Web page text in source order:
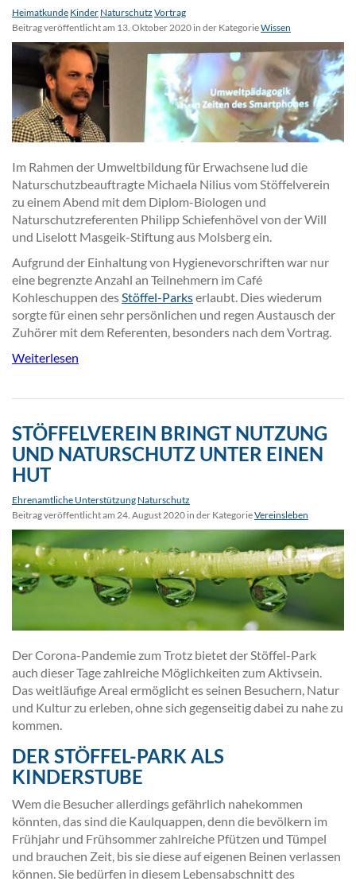
Heimatkunde Kinder Naturschutz Vortrag
Beitrag veröffentlicht am 13. Oktober 2020 in der KategorieWissen
Im Rahmen der Umweltbildung für Erwachsene lud die
Naturschutzbeauftragte Michaela Nilius vom Stöffelverein
zu einem Abend mit dem Diplom-Biologen und
Naturschutzreferenten Philipp Schiefenhövel von der Will
und Liselott Masgeik-Stiftung aus Molsberg ein.
Aufgrund der Einhaltung von Hygienevorschriften war nur
eine begrenzte Anzahl an Teilnehmern im Café
Kohleschuppen desStöffel-Parkserlaubt. Dies wiederum
sorgte für einen sehr persönlichen und regen Austausch der
Zuhörer mit dem Referenten, besonders nach dem Vortrag.
Weiterlesen
STÖFFELVEREIN BRINGT NUTZUNG
UND NATURSCHUTZ UNTER EINEN
HUT
Ehrenamtliche Unterstützung Naturschutz
Beitrag veröffentlicht am 24. August 2020 in der KategorieVereinsleben
Der Corona-Pandemie zum Trotz bietet der Stöffel-Park
auch dieser Tage zahlreiche Möglichkeiten zum Aktivsein.
Das weitläufige Areal ermöglicht es seinen Besuchern, Natur
und Kultur zu erleben, ohne sich gegenseitig dabei zu nahe zu
kommen.
DER STÖFFEL-PARK ALS
KINDERSTUBE
Wem die Besucher allerdings gefährlich nahekommen
könnten, das sind die Kaulquappen, denn die bevölkern im
Frühjahr und Frühsommer zahlreiche Pfützen und Tümpel
und brauchen Zeit, bis sie diese auf eigenen Beinen verlassen
können. Sie bedürfen in diesem Lebensabschnitt des